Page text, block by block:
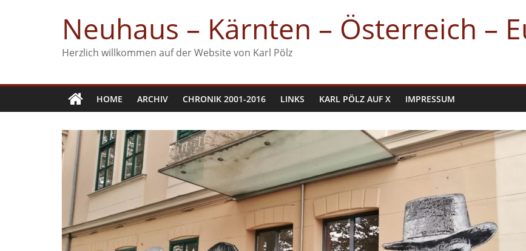
Neuhaus – Kärnten – Österreich –
Herzlich willkommen auf der Website von Karl Pölz
HOME ARCHIV CHRONIK 2001-2016 LINKS KARL PÖLZ AUF X IMPRESSUM